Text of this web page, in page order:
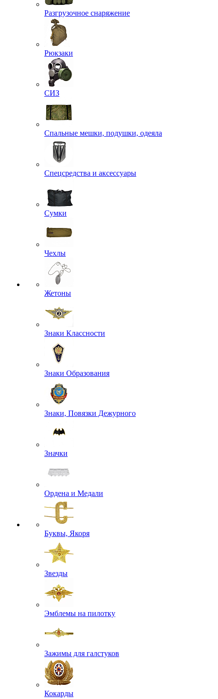
Разгрузочное снаряжение
Рюкзаки
СИЗ
Спальные мешки, подушки, одеяла
Спецсредства и аксессуары
Сумки
Чехлы
Жетоны
Знаки Классности
Знаки Образования
Знаки, Повязки Дежурного
Значки
Ордена и Медали
Буквы, Якоря
Звезды
Эмблемы на пилотку
Зажимы для галстуков
Кокарды